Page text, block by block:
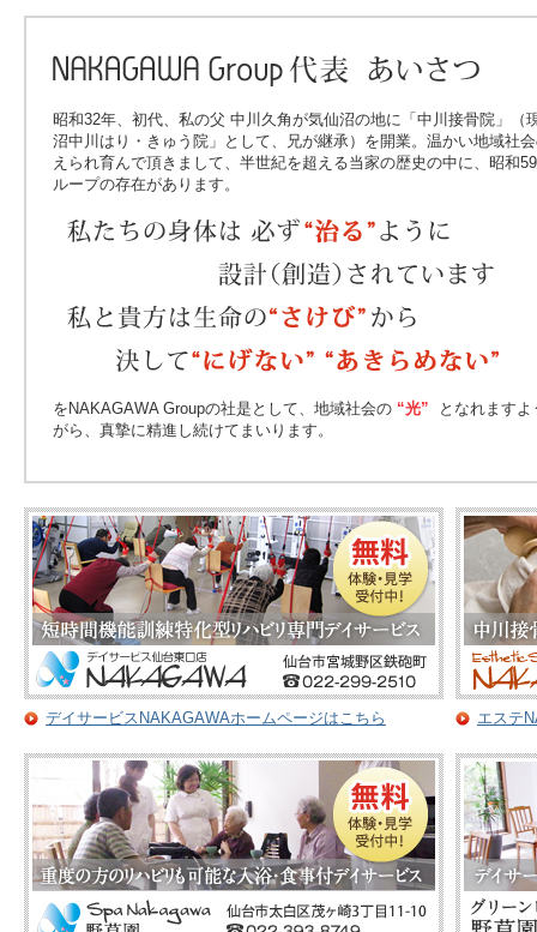
昭和32年、初代、私の父 中川久角が気仙沼の地に「中川接骨院」（
沼中川はり・きゅう院」として、兄が継承）を開業。温かい地域社
えられ育んで頂きまして、半世紀を超える当家の歴史の中に、昭和
ループの存在があります。
をNAKAGAWA Groupの社是として、地域社会の “光” となれますよ
がら、真摯に精進し続けてまいります。
デイサービスNAKAGAWAホームページはこちら エステ